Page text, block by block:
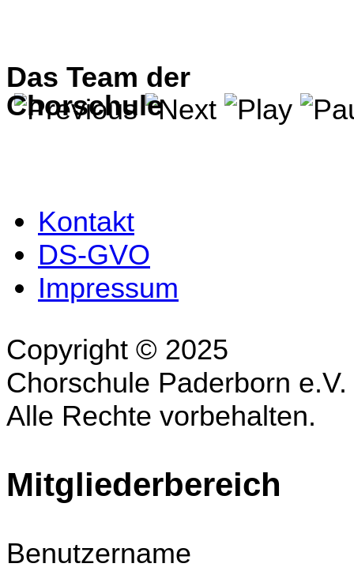
Das Team der
Chorschule
Kontakt
DS-GVO
Impressum
Copyright © 2025
Chorschule Paderborn e.V.
Alle Rechte vorbehalten.
Mitgliederbereich
Benutzername